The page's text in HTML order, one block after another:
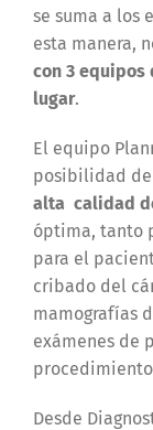
se suma a los
esta manera,
con 3
lugar.
El equipo
posibilidad
alta calidad
óptima, tanto
para el
cribado del
mamografías
exámenes de
Desde